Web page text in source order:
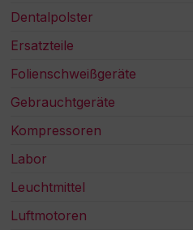
Dentalpolster
Ersatzteile
Folienschweißgeräte
Gebrauchtgeräte
Kompressoren
Labor
Leuchtmittel
Luftmotoren